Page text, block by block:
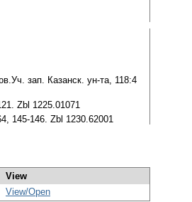
зап. Казанск. ун-та, 118:4
Zbl 1225.01071
145-146. Zbl 1230.62001
View
View/Open